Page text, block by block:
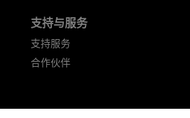
支持与服务
支持服务
合作伙伴